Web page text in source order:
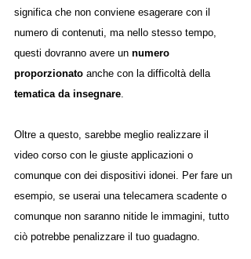
significa che non conviene esagerare con il
numero di contenuti, ma nello stesso tempo,
questi dovranno avere un numero
proporzionato anche con la difficoltà della
tematica da insegnare.
Oltre a questo, sarebbe meglio realizzare il
video corso con le giuste applicazioni o
comunque con dei dispositivi idonei. Per fare un
esempio, se userai una telecamera scadente o
comunque non saranno nitide le immagini, tutto
ciò potrebbe penalizzare il tuo guadagno.